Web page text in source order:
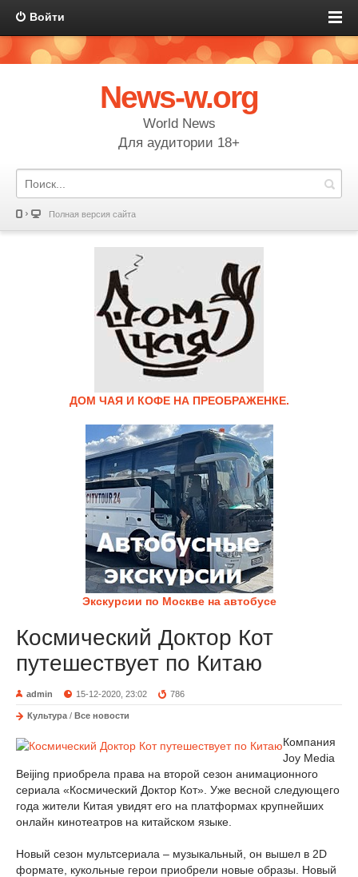
Войти
News-w.org
World News
Для аудитории 18+
Полная версия сайта
ДОМ ЧАЯ И КОФЕ НА ПРЕОБРАЖЕНКЕ.
Экскурсии по Москве на автобусе
Космический Доктор Кот
путешествует по Китаю
admin 15-12-2020, 23:02 786
Культура / Все новости
Компания
Joy Media
Beijing приобрела права на второй сезон анимационного
сериала «Космический Доктор Кот». Уже весной следующего
года жители Китая увидят его на платформах крупнейших
онлайн кинотеатров на китайском языке.
Новый сезон мультсериала – музыкальный, он вышел в 2D
формате, кукольные герои приобрели новые образы. Новый